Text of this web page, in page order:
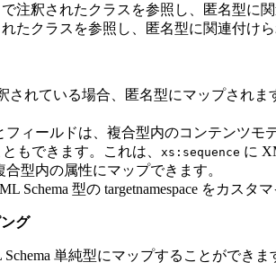
で注釈されたクラスを参照し、匿名型に
たクラスを参照し、匿名型に関連付け
されている場合、匿名型にマップされま
ィールドは、複合型内のコンテンツモ
もできます。これは、 xs:sequence に
型内の属性にマップできます。
Schema 型の targetnamespace をカスタ
グ
単純型にマップすることができ